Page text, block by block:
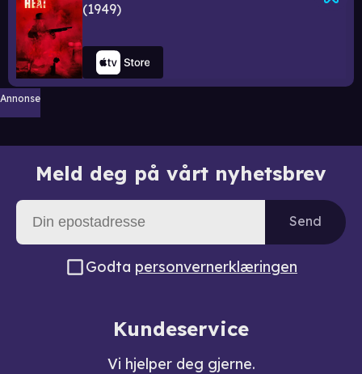
1949
Annonse
Meld deg på vårt nyhetsbrev
Send
Godta personvernerklæringen
Kundeservice
Vi hjelper deg gjerne.